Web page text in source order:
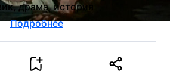
драма, история
Подробнее